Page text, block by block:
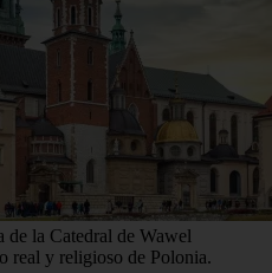
de la Catedral de Wawel
real y religioso de Polonia.